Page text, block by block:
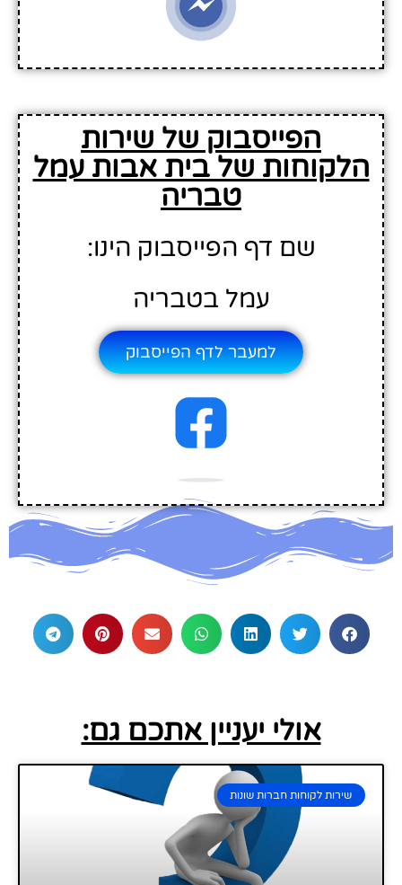
הפייסבוק של שירות
הלקוחות של בית אבות עמל
טבריה
שם דף הפייסבוק הינו:
עמל בטבריה
למעבר לדף הפייסבוק
אולי יעניין אתכם גם:
שירות לקוחות חברות שונות